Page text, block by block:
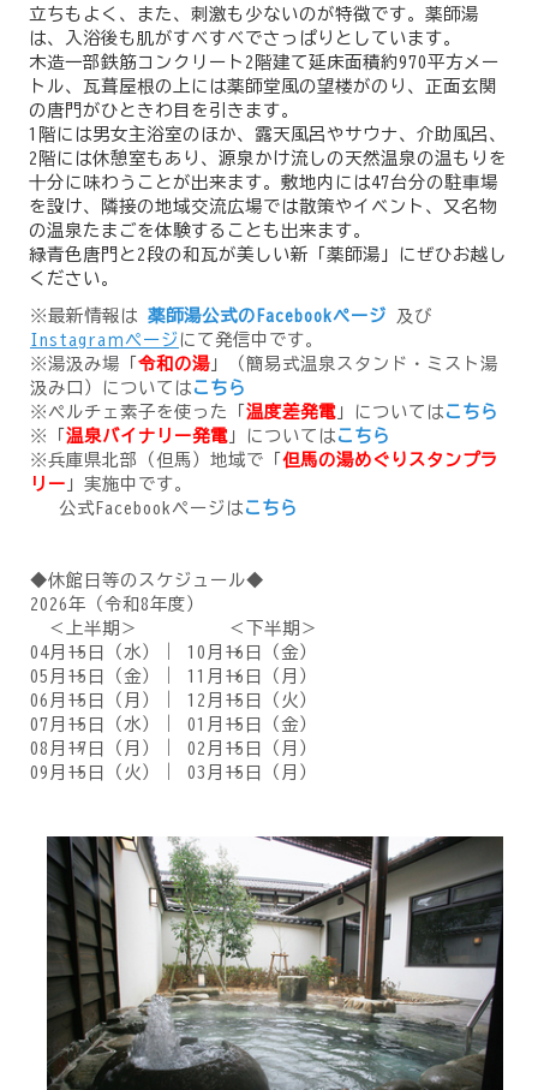
立ちもよく、また、刺激も少ないのが特徴です。薬師湯
は、入浴後も肌がすべすべでさっぱりとしています。
木造一部鉄筋コンクリート2階建て延床面積約970平方メー
トル、瓦葺屋根の上には薬師堂風の望楼がのり、正面玄関
の唐門がひときわ目を引きます。
1階には男女主浴室のほか、露天風呂やサウナ、介助風呂、
2階には休憩室もあり、源泉かけ流しの天然温泉の温もりを
十分に味わうことが出来ます。敷地内には47台分の駐車場
を設け、隣接の地域交流広場では散策やイベント、又名物
の温泉たまごを体験することも出来ます。
緑青色唐門と2段の和瓦が美しい新「薬師湯」にぜひお越し
ください。
※最新情報は 薬師湯公式のFacebookページ 及び
Instagraｍページ にて発信中です。
※湯汲み場「 令和の湯」（簡易式温泉スタンド・ミスト湯
汲み口）については こちら
※ペルチェ素子を使った「 温度差発電」については こちら
※「 温泉バイナリー発電」については こちら
※兵庫県北部（但馬）地域で「 但馬の湯めぐりスタンプラ
リー 」実施中です。
公式Facebookページは こちら
◆休館日等のスケジュール◆
2026年（令和8年度）
＜上半期＞ ＜下半期＞
04月→15日（水）｜ 10月→16日（金）
05月→15日（金）｜ 11月→16日（月）
06月→15日（月）｜ 12月→15日（火）
07月→15日（水）｜ 01月→15日（金）
08月→17日（月）｜ 02月→15日（月）
09月→15日（火）｜ 03月→15日（月）